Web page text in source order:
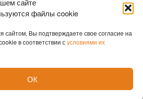
сайте
файлы cookie
сайтом, Вы подтверждаете свое согласие на
в соответствии сусловиями их
ОК
и анализа сведений,
на территории Российской
информация